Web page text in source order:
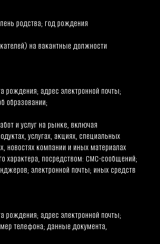
родства; год рождения
на вакантные должности
рождения; адрес электронной почты;
образовании;
и услуг на рынке, включая
услугах, акциях, специальных
новостях компании и иных материалах
характера, посредством: СМС-сообщений;
электронной почты; иных средств
рождения; адрес электронной почты;
телефона; данные документа,